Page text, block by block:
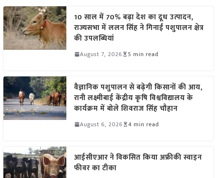
10 साल में 70% बढ़ा देश का दूध उत्पादन,
राज्यसभा में ललन सिंह ने गिनाईं पशुपालन क्षेत्र
की उपलब्धियां
August 7, 2026 5 min read
वैज्ञानिक पशुपालन से बढ़ेगी किसानों की आय,
रानी लक्ष्मीबाई केंद्रीय कृषि विश्वविद्यालय के
कार्यक्रम में बोले शिवराज सिंह चौहान
August 6, 2026 4 min read
आईसीएआर ने विकसित किया अफ्रीकी स्वाइन
फीवर का टीका